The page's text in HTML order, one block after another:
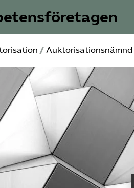
/ Auktorisationsnämnd